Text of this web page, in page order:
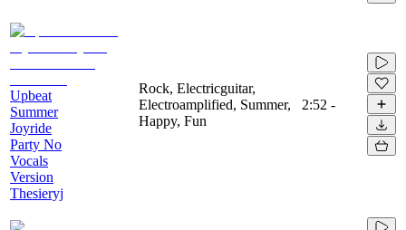
Upbeat
Summer
Joyride
Party No
Vocals
Version
Thesieryj
Rock, Electricguitar,
Electroamplified, Summer,
Happy, Fun
2:52 -